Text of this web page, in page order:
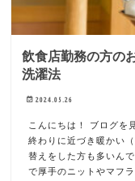
飲食店勤務の方の
洗濯法
2024.05.26
こんにちは！ ブログを
終わりに近づき暖かい
替えをした方も多いん
で厚手のニットやマフ